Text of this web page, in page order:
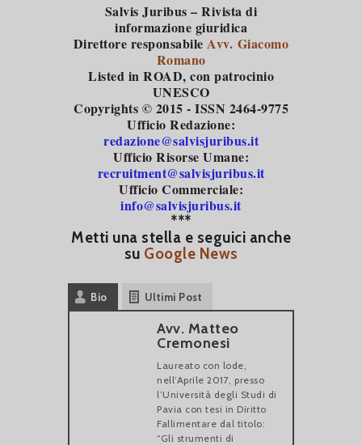
Salvis Juribus – Rivista di
informazione giuridica
Direttore responsabileAvv. Giacomo
Romano
Listed in ROAD, con patrocinio
UNESCO
Copyrights © 2015 - ISSN 2464-9775
Ufficio Redazione:
redazione@salvisjuribus.it
Ufficio Risorse Umane:
recruitment@salvisjuribus.it
Ufficio Commerciale:
info@salvisjuribus.it
***
Metti una stella e seguici anche
su Google News
Bio Ultimi Post
Avv. Matteo
Cremonesi
Laureato con lode,
nell’Aprile 2017, presso
l’Università degli Studi di
Pavia con tesi in Diritto
Fallimentare dal titolo:
“Gli strumenti di